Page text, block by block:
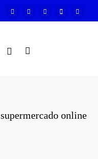
supermercado online